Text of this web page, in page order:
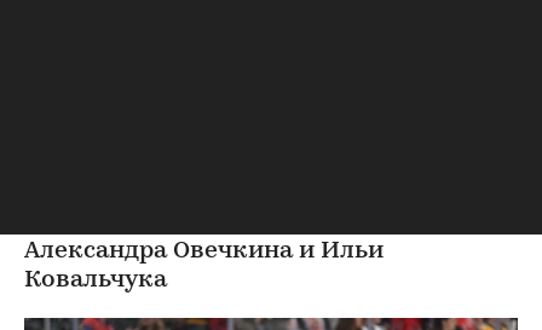
Александра Овечкина и Ильи
Ковальчука